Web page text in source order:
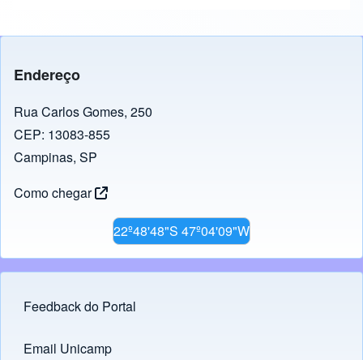
Endereço
Rua Carlos Gomes, 250
CEP: 13083-855
Campinas, SP
Como chegar
22º48'48"S 47º04'09"W
Footer menu
Feedback do Portal
Links
Email Unicamp
(opens in new tab)